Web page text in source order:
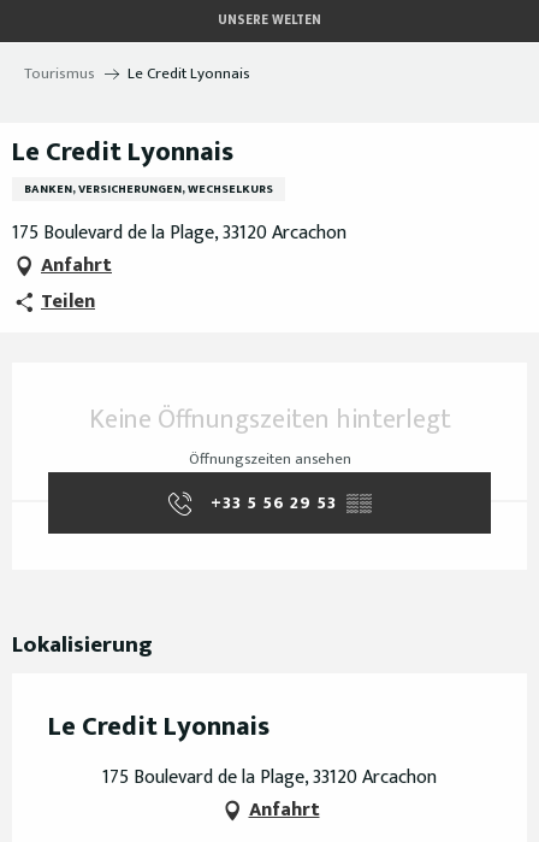
au
contenu
UNSERE WELTEN
Tourismus Le Credit Lyonnais
Le Credit Lyonnais
BANKEN, VERSICHERUNGEN, WECHSELKURS
175 Boulevard de la Plage, 33120 Arcachon
Anfahrt
Teilen
Keine Öffnungszeiten hinterlegt
Öffnungszeiten ansehen
+33 5 56 29 53 ▒▒
Lokalisierung
Le Credit Lyonnais
175 Boulevard de la Plage, 33120 Arcachon
Anfahrt